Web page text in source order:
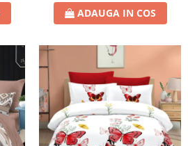
ADAUGA IN COS